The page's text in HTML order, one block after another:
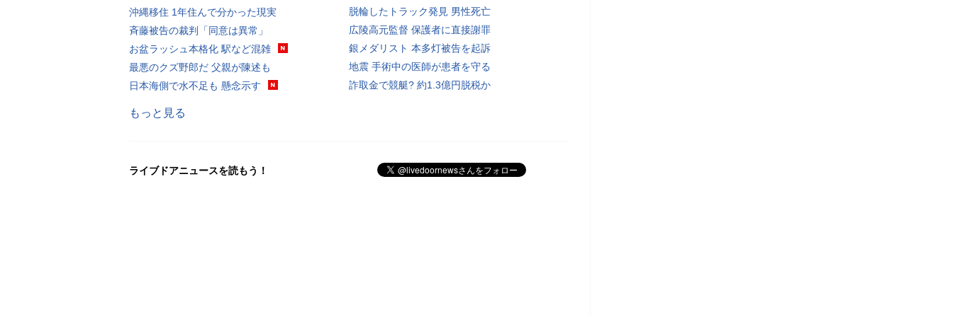
沖縄移住 1年住んで分かった現実
斉藤被告の裁判「同意は異常」
お盆ラッシュ本格化 駅など混雑
最悪のクズ野郎だ 父親が陳述も
日本海側で水不足も 懸念示す
脱輪したトラック発見 男性死亡
広陵高元監督 保護者に直接謝罪
銀メダリスト 本多灯被告を起訴
地震 手術中の医師が患者を守る
詐取金で競艇? 約1.3億円脱税か
もっと見る
ライブドアニュースを読もう！